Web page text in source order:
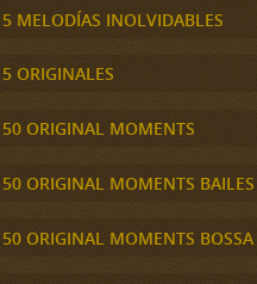
MELODÍAS INOLVIDABLES
ORIGINALES
ORIGINAL MOMENTS
ORIGINAL MOMENTS
ORIGINAL MOMENTS BOSSA